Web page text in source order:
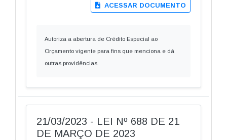
ACESSAR DOCUMENTO
Autoriza a abertura de Crédito Especial ao
Orçamento vigente para fins que menciona e dá
outras providências.
21/03/2023 - LEI Nº 688 DE 21
DE MARÇO DE 2023